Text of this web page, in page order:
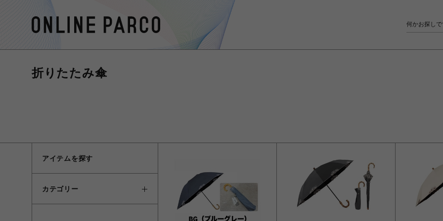
折りたたみ傘
アイテムを探す
カテゴリー